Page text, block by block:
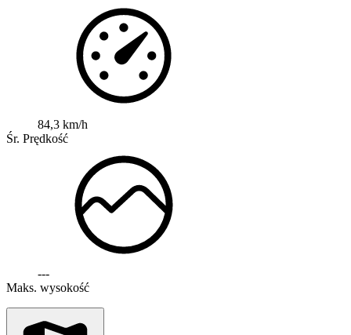
84,3 km/h
Śr. Prędkość
---
Maks. wysokość